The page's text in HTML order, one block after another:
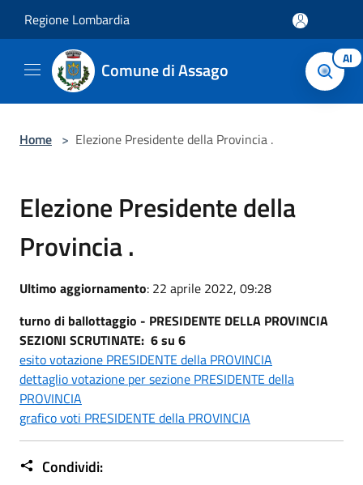
Regione Lombardia
Comune di Assago AI
Home > Elezione Presidente della Provincia .
Elezione Presidente della
Provincia .
Ultimo aggiornamento: 22 aprile 2022, 09:28
turno di ballottaggio - PRESIDENTE DELLA PROVINCIA
SEZIONI SCRUTINATE: 6 su 6
esito votazione PRESIDENTE della PROVINCIA
dettaglio votazione per sezione PRESIDENTE della
PROVINCIA
grafico voti PRESIDENTE della PROVINCIA
Condividi: